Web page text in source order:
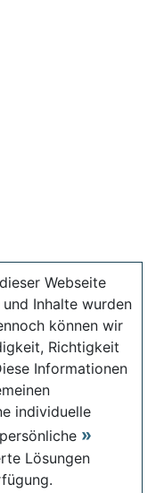
Webseite
Inhalte wurden
können wir
Richtigkeit
Informationen
individuelle
Lösungen